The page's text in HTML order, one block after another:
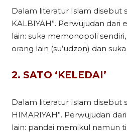
Dalam literatur Islam disebut
KALBIYAH”. Perwujudan dari
lain: suka memonopoli
orang lain (su’udzon) dan
2. SATO ‘KELEDAI’
Dalam literatur Islam disebut
HIMARIYAH”. Perwujudan
lain: pandai memikul namun